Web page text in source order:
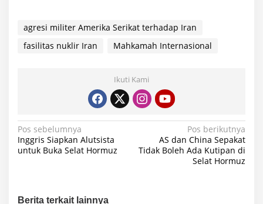
agresi militer Amerika Serikat terhadap Iran
fasilitas nuklir Iran
Mahkamah Internasional
Ikuti Kami
N
a
g
Pos sebelumnya
Inggris Siapkan Alutsista
untuk Buka Selat Hormuz
Pos berikutnya
AS dan China Sepakat
Tidak Boleh Ada Kutipan di
Selat Hormuz
Berita terkait lainnya